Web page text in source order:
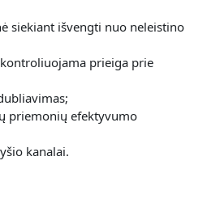
siekiant išvengti nuo neleistino
prieiga prie
priemonių efektyvumo
kanalai.